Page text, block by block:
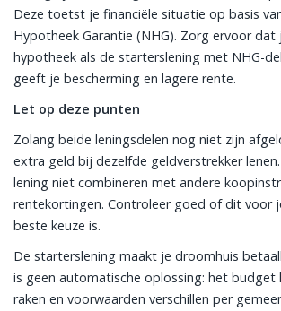
Deze toetst je financiële situatie op basis
Hypotheek Garantie (NHG). Zorg ervoor dat
hypotheek als de starterslening met NHG-
geeft je bescherming en lagere rente.
Let op deze punten
Zolang beide leningsdelen nog niet zijn
extra geld bij dezelfde geldverstrekker
lening niet combineren met andere
rentekortingen. Controleer goed of dit voor
beste keuze is.
De starterslening maakt je droomhuis
is geen automatische oplossing: het budget
raken en voorwaarden verschillen per